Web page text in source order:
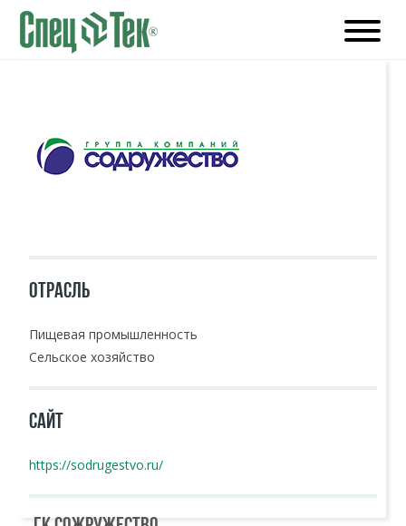
ОТРАСЛЬ
Пищевая промышленность
Сельское хозяйство
САЙТ
https://sodrugestvo.ru/